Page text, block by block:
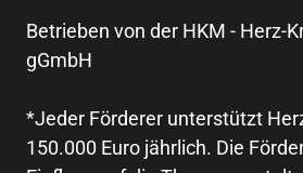
Betrieben von der HKM - Herz-
gGmbH
*Jeder Förderer unterstützt
150.000 Euro jährlich. Die